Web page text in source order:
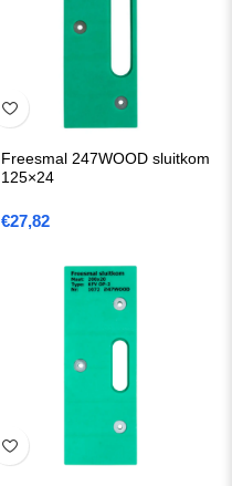
Freesmal 247WOOD sluitkom
125×24
€27,82